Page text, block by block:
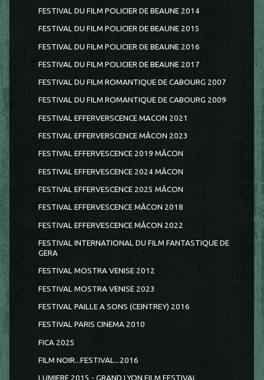
FESTIVAL DU FILM POLICIER DE BEAUNE 2014
FESTIVAL DU FILM POLICIER DE BEAUNE 2015
FESTIVAL DU FILM POLICIER DE BEAUNE 2016
FESTIVAL DU FILM POLICIER DE BEAUNE 2017
FESTIVAL DU FILM ROMANTIQUE DE CABOURG 2007
FESTIVAL DU FILM ROMANTIQUE DE CABOURG 2009
FESTIVAL EFFERVERSCENCE MACON 2021
FESTIVAL EFFERVERSCENCE MÂCON 2023
FESTIVAL EFFERVESCENCE 2019 MÂCON
FESTIVAL EFFERVESCENCE 2024 MÂCON
FESTIVAL EFFERVESCENCE 2025 MÂCON
FESTIVAL EFFERVESCENCE MÂCON 2018
FESTIVAL EFFERVESCENCE MÂCON 2022
FESTIVAL INTERNATIONAL DU FILM FANTASTIQUE DE
GERA
FESTIVAL MOSTRA VENISE 2012
FESTIVAL MOSTRA VENISE 2023
FESTIVAL PAILLE A SONS (CEINTREY) 2016
FESTIVAL PARIS CINEMA 2010
FICA 2025
FILM NOIR...FESTIVAL...2016
LUMIERE 2015 - GRAND LYON FILM FESTIVAL